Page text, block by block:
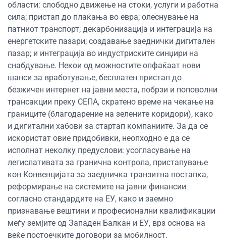
области: слободно движење на стоки, услуги и работна
сила; пристап до плаќања во евра; олеснување на
патниот транспорт; декарбонизација и интеграција на
енергетските пазари; создавање заеднички дигитален
пазар; и интеграција во индустриските синџири на
снабдување. Некои од можностите опфаќаат нови
шанси за вработување, бесплатен пристап до
безжичен интернет на јавни места, побрзи и поповолни
трансакции преку СЕПА, скратено време на чекање на
границите (благодарение на зелените коридори), како
и дигитални хабови за стартап компаниите. За да се
искористат овие придобивки, неопходно е да се
исполнат неколку предуслови: усогласување на
легислативата за гранична контрола, пристапување
кон Конвенцијата за заедничка транзитна постапка,
реформирање на системите на јавни финансии
согласно стандардите на ЕУ, како и заемно
признавање вештини и професионални квалификации
меѓу земјите од Западен Балкан и ЕУ, врз основа на
веќе постоечките договори за мобилност.